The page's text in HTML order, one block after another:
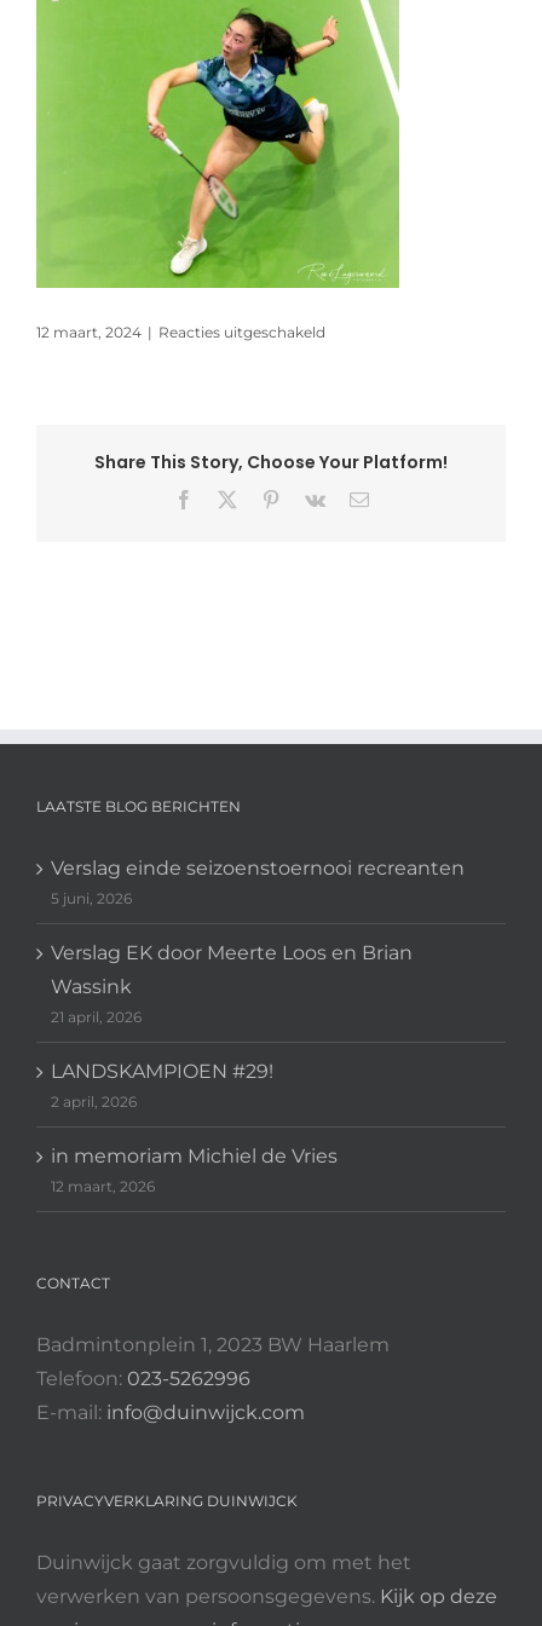
12 maart, 2024 | Reacties uitgeschakeld
Share This Story, Choose Your Platform!
Facebook Pinterest
Vk
E-
LAATSTE BLOG BERICHTEN
Verslag einde seizoenstoernooi recreanten
5 juni, 2026
Verslag EK door Meerte Loos en Brian
Wassink
21 april, 2026
LANDSKAMPIOEN #29!
2 april, 2026
in memoriam Michiel de Vries
12 maart, 2026
CONTACT
Badmintonplein 1, 2023 BW Haarlem
Telefoon: 023-5262996
E-mail: info@duinwijck.com
PRIVACYVERKLARING DUINWIJCK
Duinwijck gaat zorgvuldig om met het
verwerken van persoonsgegevens. Kijk op deze